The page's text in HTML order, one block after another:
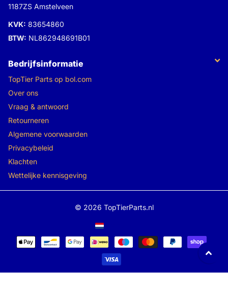
1187ZS Amstelveen
KVK: 83654860
BTW: NL862948691B01
Bedrijfsinformatie
TopTier Parts op bol.com
Over ons
Vraag & antwoord
Retourneren
Algemene voorwaarden
Privacybeleid
Klachten
Wettelijke kennisgeving
© 2026 TopTierParts.nl